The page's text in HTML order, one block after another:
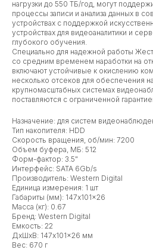
нагрузки до 550 ТБ/год, могут
процессы записи и анализа данных в
устройствах с поддержкой
устройствах для видеоаналитики и
глубокого обучения.
Специально для надежной работы
со средним временем наработки на
включают устойчивые к окислению
несколько отсеков для обеспечения
крупномасштабных системах
поставляются с ограниченной
Назначение: для систем
Тип накопителя: HDD
Скорость вращения, об/мин: 7200
Объем буфера, МБ: 512
Форм-фактор: 3.5"
Интерфейс: SATA 6Gb/s
Производитель: Western Digital
Единица измерения: 1 шт
Габариты (мм): 147x101x26
Масса (кг): 0.67
Бренд: Western Digital
Емкость: 22
ДxШxВ: 147x101x26 мм
Вес: 670 г